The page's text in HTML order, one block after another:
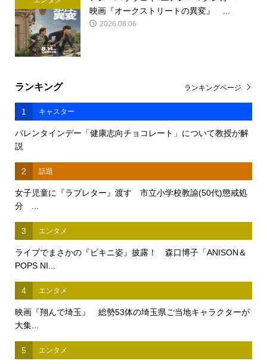
映画『オークストリートの異変』 ...
2026.08.06
ランキング
1 キャスター
バレンタインデー「健康志向チョコレート」について教授が解
説
2 話題
女子児童に『ラブレター』渡す 市立小学校教諭(50代)懲戒処
分 ...
3 エンタメ
ライブでまさかの『ビキニ姿』披露！ 森口博子「ANISON＆
POPS NI...
4 エンタメ
映画『翔んで埼玉』 総勢53体の埼玉県ご当地キャラクターが
大集...
5 エンタメ
ランキングページ